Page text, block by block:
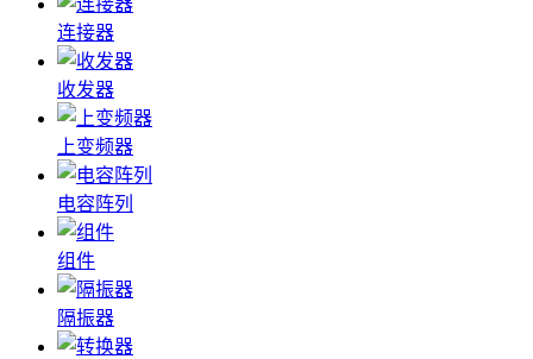
连接器
收发器
上变频器
电容阵列
组件
隔振器